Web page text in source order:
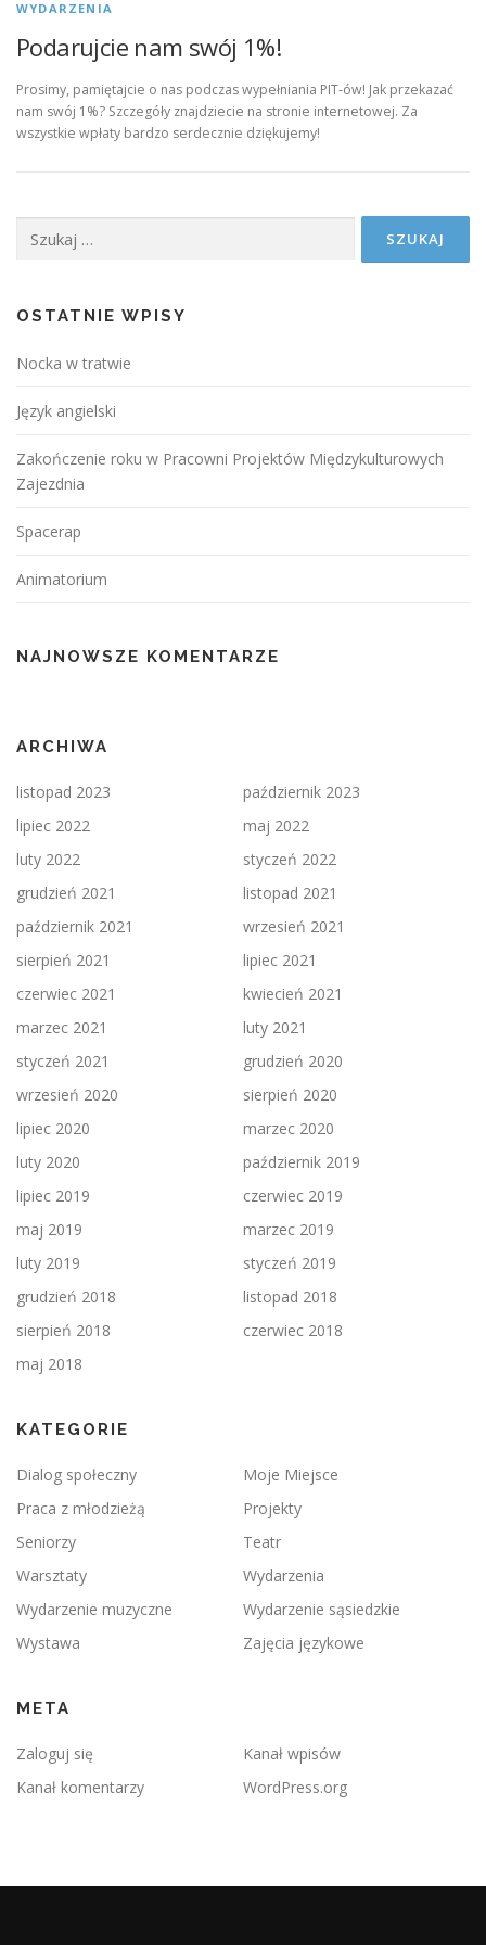
WYDARZENIA
Podarujcie nam swój 1%!
Prosimy, pamiętajcie o nas podczas wypełniania PIT-ów! Jak przekazać
nam swój 1%? Szczegóły znajdziecie na stronie internetowej. Za
wszystkie wpłaty bardzo serdecznie dziękujemy!
OSTATNIE WPISY
Nocka w tratwie
Język angielski
Zakończenie roku w Pracowni Projektów Międzykulturowych
Zajezdnia
Spacerap
Animatorium
NAJNOWSZE KOMENTARZE
ARCHIWA
listopad 2023
październik 2023
lipiec 2022
maj 2022
luty 2022
styczeń 2022
grudzień 2021
listopad 2021
październik 2021
wrzesień 2021
sierpień 2021
lipiec 2021
czerwiec 2021
kwiecień 2021
marzec 2021
luty 2021
styczeń 2021
grudzień 2020
wrzesień 2020
sierpień 2020
lipiec 2020
marzec 2020
luty 2020
październik 2019
lipiec 2019
czerwiec 2019
maj 2019
marzec 2019
luty 2019
styczeń 2019
grudzień 2018
listopad 2018
sierpień 2018
czerwiec 2018
maj 2018
KATEGORIE
Dialog społeczny
Moje Miejsce
Praca z młodzieżą
Projekty
Seniorzy
Teatr
Warsztaty
Wydarzenia
Wydarzenie muzyczne
Wydarzenie sąsiedzkie
Wystawa
Zajęcia językowe
META
Zaloguj się
Kanał wpisów
Kanał komentarzy
WordPress.org